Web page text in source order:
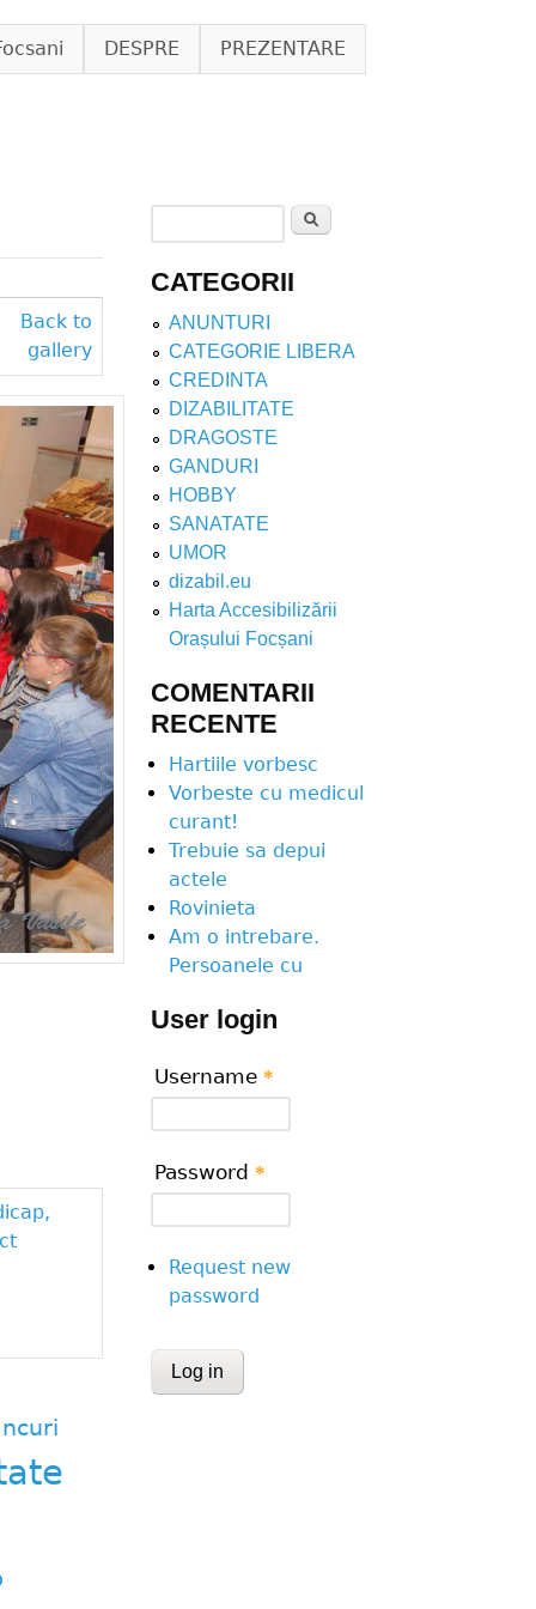
DESPRE PREZENTARE
Back to
gallery
Search form
CATEGORII
ANUNTURI
CATEGORIE LIBERA
CREDINTA
DIZABILITATE
DRAGOSTE
GANDURI
HOBBY
SANATATE
UMOR
dizabil.eu
Harta Accesibilizării
Orașului Focșani
COMENTARII
RECENTE
Hartiile vorbesc
Vorbeste cu medicul
curant!
Trebuie sa depui
actele
Rovinieta
Am o intrebare.
Persoanele cu
User login
Username *
Password *
Request new
password
CAPTCHA